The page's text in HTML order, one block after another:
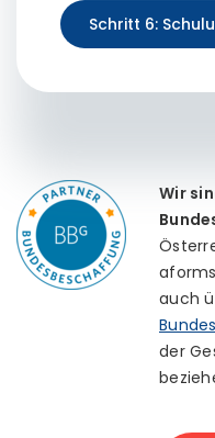
Schritt 6:
Wir
auch
der